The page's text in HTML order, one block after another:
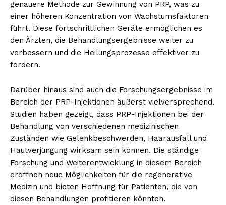
genauere Methode zur Gewinnung von PRP, was zu
einer höheren Konzentration von Wachstumsfaktoren
führt. Diese fortschrittlichen Geräte ermöglichen es
den Ärzten, die Behandlungsergebnisse weiter zu
verbessern und die Heilungsprozesse effektiver zu
fördern.
Darüber hinaus sind auch die Forschungsergebnisse im
Bereich der PRP-Injektionen äußerst vielversprechend.
Studien haben gezeigt, dass PRP-Injektionen bei der
Behandlung von verschiedenen medizinischen
Zuständen wie Gelenkbeschwerden, Haarausfall und
Hautverjüngung wirksam sein können. Die ständige
Forschung und Weiterentwicklung in diesem Bereich
eröffnen neue Möglichkeiten für die regenerative
Medizin und bieten Hoffnung für Patienten, die von
diesen Behandlungen profitieren könnten.